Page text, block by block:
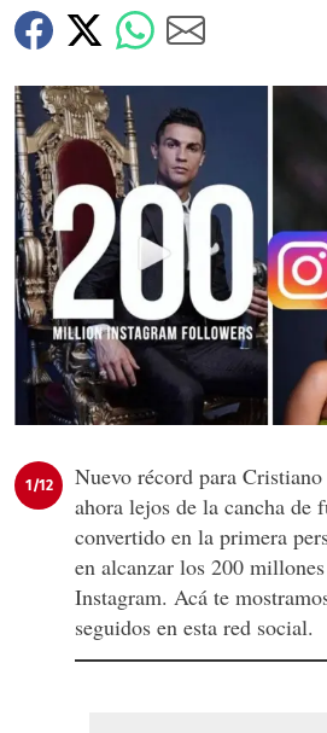
1/12
Nuevo récord para
ahora lejos de la cancha de
convertido en la primera
en alcanzar los 200
Instagram. Acá te
seguidos en esta red social.